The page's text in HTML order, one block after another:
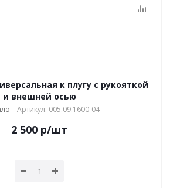
к плугу с рукояткой
и внешней осью
Артикул: 005.09.1600-04
2 500 р/шт